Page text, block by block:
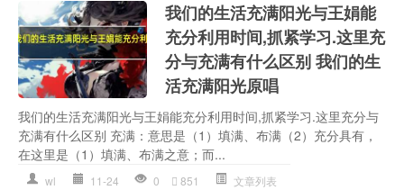
我们的生活充满阳光与王娟能
充分利用时间,抓紧学习.这里充
分与充满有什么区别 我们的生
活充满阳光原唱
我们的生活充满阳光与王娟能充分利用时间,抓紧学习.这里充分与
充满有什么区别 充满：意思是（1）填满、布满（2）充分具有，
在这里是（1）填满、布满之意；而...
wl 11-24 0 851 文章列表